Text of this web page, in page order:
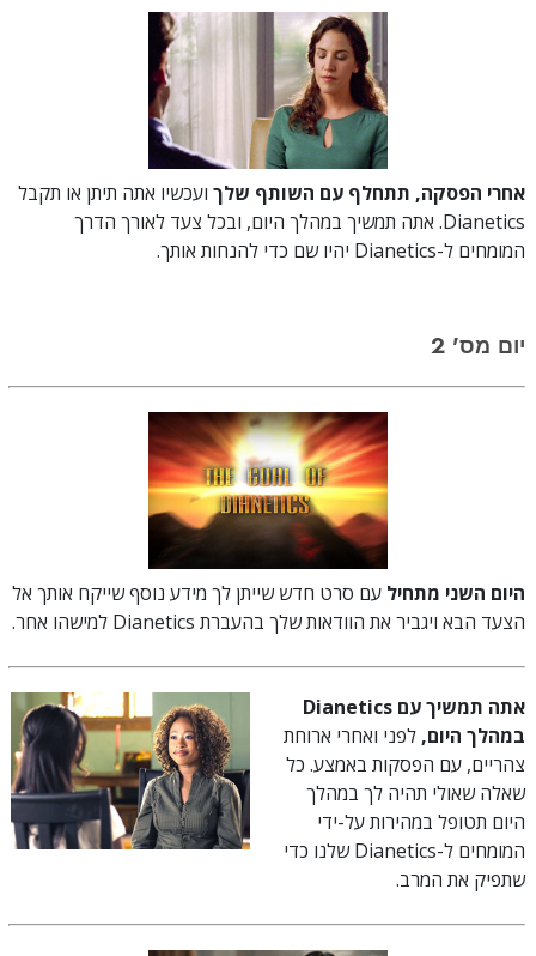
אחרי הפסקה, תתחלף עם השותף שלך ועכשיו אתה תיתן או תקבל
Dianetics. אתה תמשיך במהלך היום, ובכל צעד לאורך הדרך
המומחים ל-Dianetics יהיו שם כדי להנחות אותך.
יום מס' 2
היום השני מתחיל עם סרט חדש שייתן לך מידע נוסף שייקח אותך אל
הצעד הבא ויגביר את הוודאות שלך בהעברת Dianetics למישהו אחר.
אתה תמשיך עם Dianetics
במהלך היום, לפני ואחרי ארוחת
צהריים, עם הפסקות באמצע. כל
שאלה שאולי תהיה לך במהלך
היום תטופל במהירות על-ידי
המומחים ל-Dianetics שלנו כדי
שתפיק את המרב.